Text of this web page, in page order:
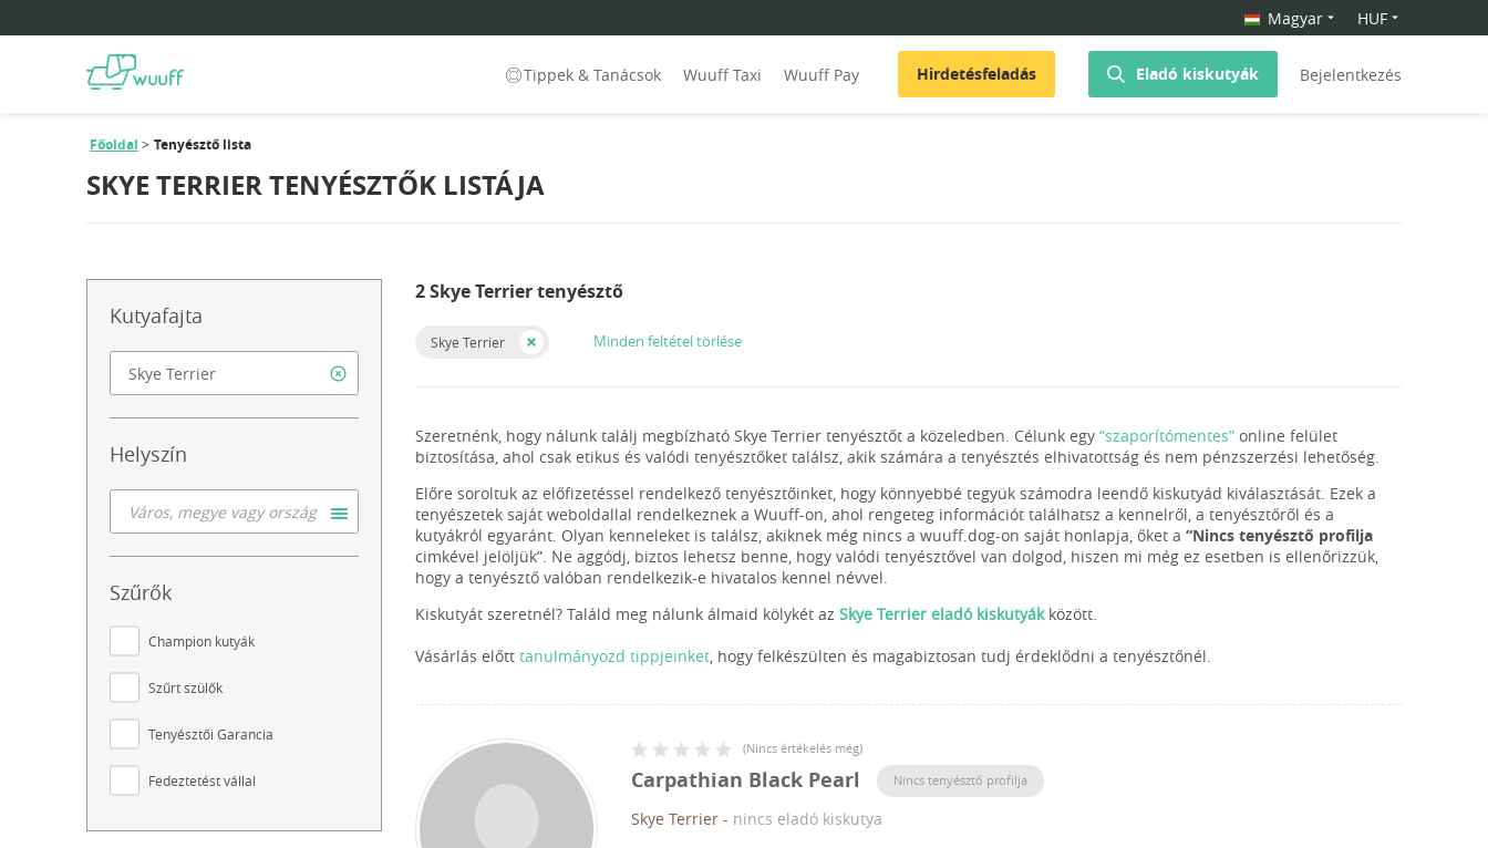
Magyar HUF
Tippek & Tanácsok Wuuff Taxi Wuuff Pay Hirdetésfeladás Eladó kiskutyák Bejelentkezés
Főoldal Tenyésztő lista
SKYE TERRIER TENYÉSZTŐK LISTÁJA
Kutyafajta
Helyszín
Szűrők
Champion kutyák
Szűrt szülők
Tenyésztői Garancia
Fedeztetést vállal
2 Skye Terrier tenyésztő
Skye Terrier Minden feltétel törlése
Szeretnénk, hogy nálunk találj megbízható Skye Terrier tenyésztőt a közeledben. Célunk egy “szaporítómentes” online felület
biztosítása, ahol csak etikus és valódi tenyésztőket találsz, akik számára a tenyésztés elhivatottság és nem pénzszerzési lehetőség.
Előre soroltuk az előfizetéssel rendelkező tenyésztőinket, hogy könnyebbé tegyük számodra leendő kiskutyád kiválasztását. Ezek a
tenyészetek saját weboldallal rendelkeznek a Wuuff-on, ahol rengeteg információt találhatsz a kennelről, a tenyésztőről és a
kutyákról egyaránt. Olyan kenneleket is találsz, akiknek még nincs a wuuff.dog-on saját honlapja, őket a “Nincs tenyésztő profilja
cimkével jelöljük”. Ne aggódj, biztos lehetsz benne, hogy valódi tenyésztővel van dolgod, hiszen mi még ez esetben is ellenőrizzük,
hogy a tenyésztő valóban rendelkezik-e hivatalos kennel névvel.
Kiskutyát szeretnél? Találd meg nálunk álmaid kölykét az Skye Terrier eladó kiskutyákközött.
Vásárlás előtt tanulmányozd tippjeinket, hogy felkészülten és magabiztosan tudj érdeklődni a tenyésztőnél.
(Nincs értékelés még)
Carpathian Black Pearl Nincs tenyésztő profilja
Skye Terrier - nincs eladó kiskutya